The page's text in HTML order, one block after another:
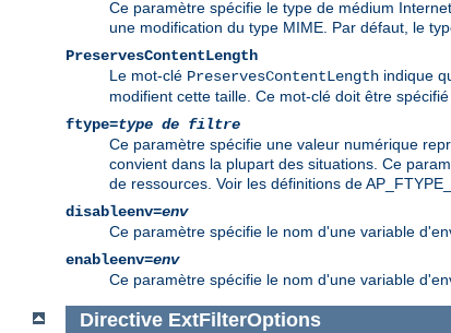
Ce paramètre spécifie le type de médium
une modification du type MIME. Par défaut, le
PreservesContentLength
Le mot-clé PreservesContentLength indique
modifient cette taille. Ce mot-clé doit être
ftype=type de filtre
Ce paramètre spécifie une valeur numérique
convient dans la plupart des situations. Ce
de ressources. Voir les définitions de
disableenv=env
Ce paramètre spécifie le nom d'une variable
enableenv=env
Ce paramètre spécifie le nom d'une variable
Directive ExtFilterOptions